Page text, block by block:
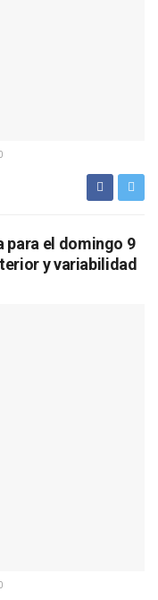
para el domingo 9
y variabilidad